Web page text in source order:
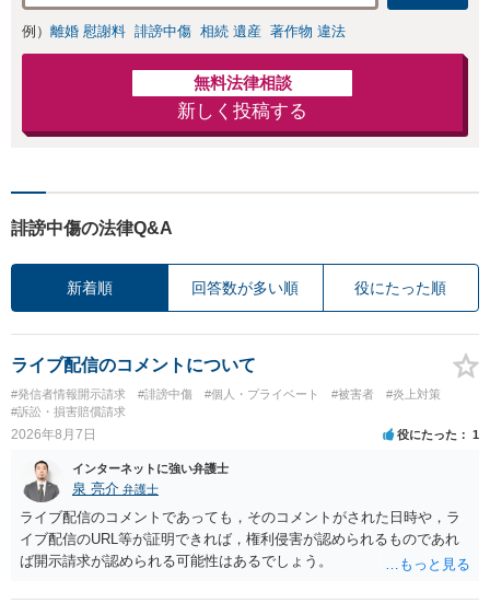
きの対処法、被害
者との示談交渉
例） 離婚 慰謝料 誹謗中傷 相続 遺産 著作物 違法
無料法律相談
新しく投稿する
誹謗中傷の法律Q&A
新着順 回答数が多い順 役にたった順
ライブ配信のコメントについて
#発信者情報開示請求 #誹謗中傷 #個人・プライベート #被害者
#炎上対策
#訴訟・損害賠償請求
2026年8月7日 役にたった 1
インターネットに強い弁護士
泉 亮介 弁護士
ライブ配信のコメントであっても，そのコメントがされた日時や，ラ
イブ配信のURL等が証明できれば，権利侵害が認められるものであれ
ば開示請求が認められる可能性はあるでしょう。